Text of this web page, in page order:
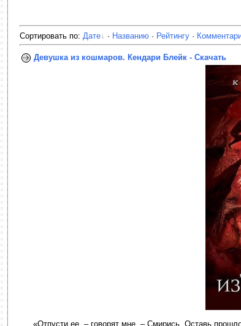
Сортировать по: Дате · Названию · Рейтингу ·
Девушка из кошмаров. Кендари Блейк - Скачать
«Отпусти ее, – говорят мне. – Смирись. Оставь